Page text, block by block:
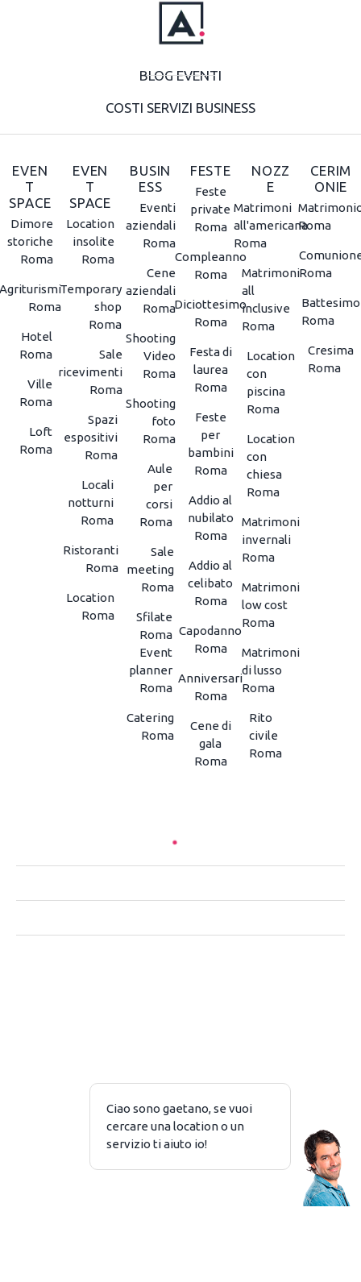
BLOG EVENTI
COSTI SERVIZI BUSINESS
EVEN
T
SPACE
Dimore
storiche
Roma
Roma
Hotel
Roma
Ville
Roma
Loft
Roma
EVEN
T
SPACE
Location
insolite
Roma
Temporary
shop
Roma
Sale
ricevimenti
Roma
Spazi
espositivi
Roma
Locali
notturni
Roma
Ristoranti
Roma
Location
Roma
BUSIN
ESS
Eventi
aziendali
Roma
Cene
aziendali
Roma
Shooting
Video
Roma
Shooting
foto
Roma
Aule
per
corsi
Roma
Sale
meeting
Roma
Sfilate
Roma
Event
planner
Roma
Catering
Roma
FESTE
Feste
private
Roma
Compleanno
Roma
Diciottesimo
Roma
Festa di
laurea
Roma
Feste
per
bambini
Roma
Addio al
nubilato
Roma
Addio al
celibato
Roma
Capodanno
Roma
Anniversari
Roma
Cene di
gala
Roma
NOZZ
E
Matrimoni
all'americana
Roma
Matrimoni
all
inclusive
Roma
Location
con
piscina
Roma
Location
con
chiesa
Roma
Matrimoni
invernali
Roma
Matrimoni
low cost
Roma
Matrimoni
di lusso
Roma
Rito
civile
Roma
CERIM
ONIE
Roma
Roma
Battesimo
Roma
Cresima
Roma
CHI SIAMO
CONTATTACI
PRIVACY
Copyright © 2026 ASK4 SRL P. IVA 10368380969
Tutti i diritti riservatati